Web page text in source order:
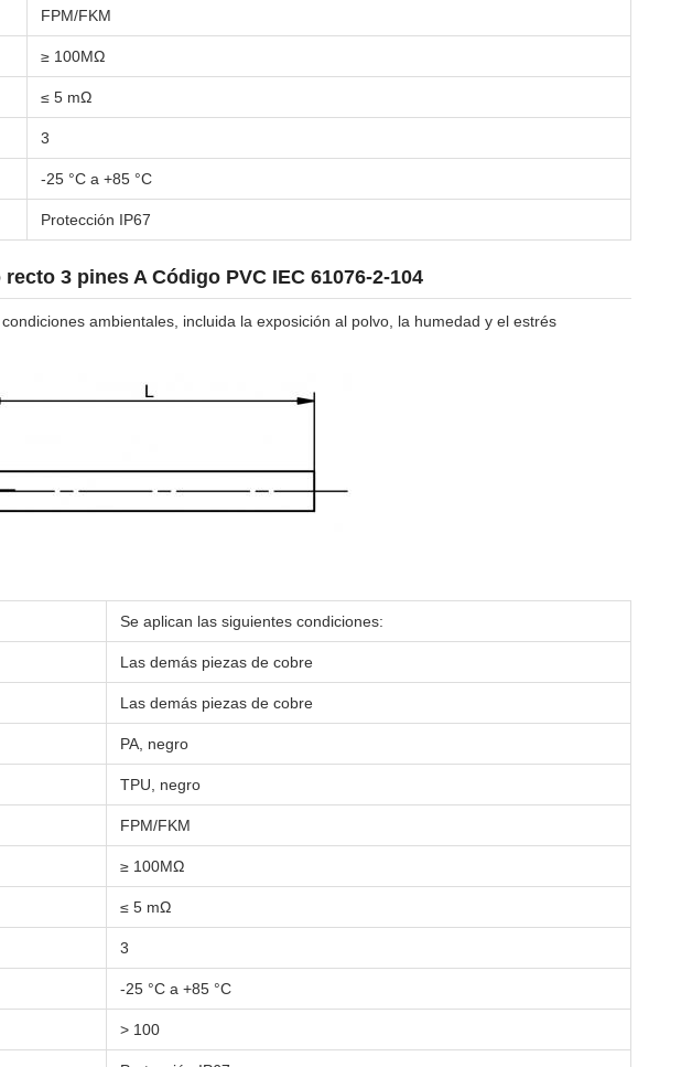
FPM/FKM
≥ 100MΩ
≤ 5 mΩ
3
-25 °C a +85 °C
Protección IP67
3 pines A Código PVC IEC 61076-2-104
ambientales, incluida la exposición al polvo, la humedad y el estrés
Se aplican las siguientes condiciones:
Las demás piezas de cobre
Las demás piezas de cobre
PA, negro
TPU, negro
FPM/FKM
≥ 100MΩ
≤ 5 mΩ
3
-25 °C a +85 °C
> 100